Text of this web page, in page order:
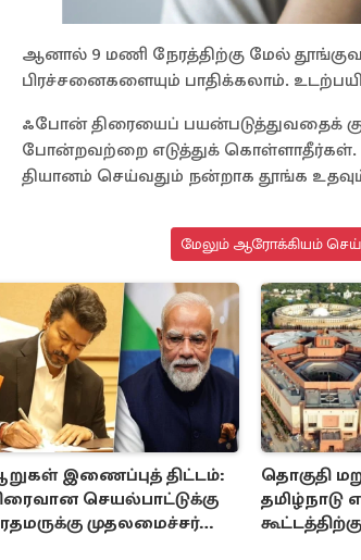
ஆனால் 9 மணி நேரத்திற்கு மேல்
பிரச்சனைகளையும் பாதிக்கலாம்.
ஃபோன் திரையைப் பயன்படுத்துவதைக்
போன்றவற்றை எடுத்துக் கொள்ளாதீர்கள்.
தியானம் செய்வதும் நன்றாக தூங்க
மேலும் ஆரோக்கியம்
இணைப்புத் திட்டம்:
செயல்பாட்டுக்கு
முதலமைச்சர்
தொகுதி
தமிழ்நாடு